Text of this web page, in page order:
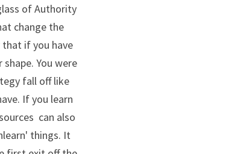
of Authority
change the
if you have
You were
fall off like
If you learn
can also
things. It